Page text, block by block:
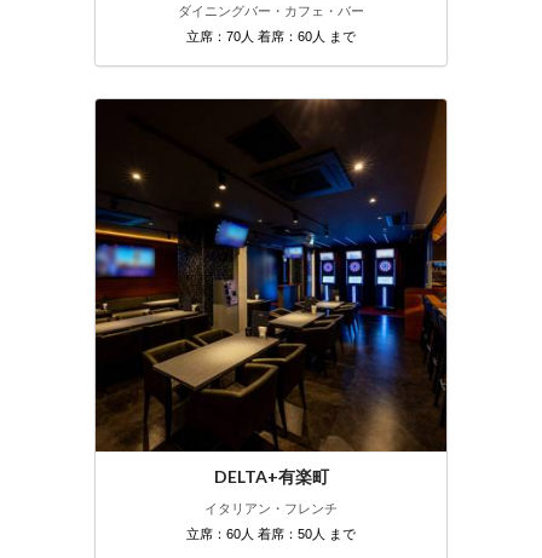
ダイニングバー・カフェ・バー
立席：70人 着席：60人 まで
DELTA+有楽町
イタリアン・フレンチ
立席：60人 着席：50人 まで